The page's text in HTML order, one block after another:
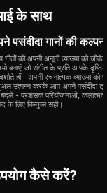
के साथ
पसंदीदा गानों की
गीतों की अपनी अनूठी व्याख्या को
बनाएं जो संगीत के प्रति आपके
हों। अपनी रचनात्मक व्याख्या को
उत्पन्न करके आप अपने पसंदीदा
- प्रशंसक परियोजनाओं, कलात्मक
के लिए बिल्कुल सही।
कैसे करें?